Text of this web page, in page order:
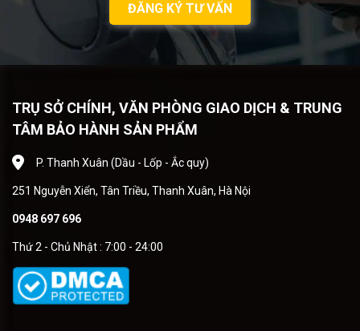
ĐĂNG KÝ TƯ VẤN
TRỤ SỞ CHÍNH, VĂN PHÒNG GIAO DỊCH & TRUNG
TÂM BẢO HÀNH SẢN PHẨM
P. Thanh Xuân (Dầu - Lốp - Ắc quy)
251 Nguyễn Xiển, Tân Triều, Thanh Xuân, Hà Nội
0948 697 696
Thứ 2 - Chủ Nhật : 7:00 - 24:00